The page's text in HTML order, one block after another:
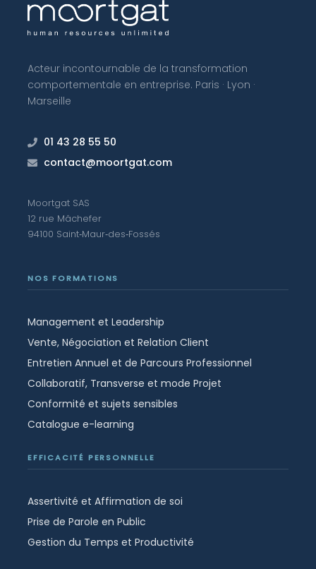
Acteur incontournable de la transformation
comportementale en entreprise. Paris · Lyon ·
Marseille
01 43 28 55 50
contact@moortgat.com
Moortgat SAS
12 rue Mâchefer
94100 Saint‑Maur‑des‑Fossés
NOS FORMATIONS
Management et Leadership
Vente, Négociation et Relation Client
Entretien Annuel et de Parcours Professionnel
Collaboratif, Transverse et mode Projet
Conformité et sujets sensibles
Catalogue e-learning
EFFICACITÉ PERSONNELLE
Assertivité et Affirmation de soi
Prise de Parole en Public
Gestion du Temps et Productivité